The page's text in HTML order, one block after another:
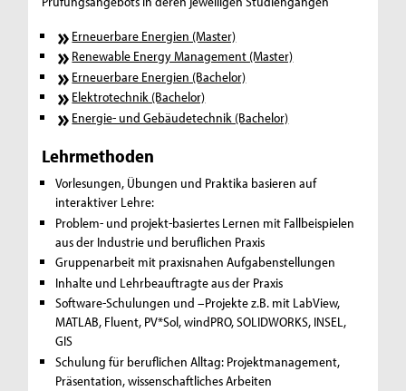
Erneuerbare Energien (Master)
Renewable Energy Management (Master)
Erneuerbare Energien (Bachelor)
Elektrotechnik (Bachelor)
Energie- und Gebäudetechnik (Bachelor)
Lehrmethoden
Vorlesungen, Übungen und Praktika basieren auf
interaktiver Lehre:
Problem- und projekt-basiertes Lernen mit Fallbeispielen
aus der Industrie und beruflichen Praxis
Gruppenarbeit mit praxisnahen Aufgabenstellungen
Inhalte und Lehrbeauftragte aus der Praxis
Software-Schulungen und –Projekte z.B. mit LabView,
MATLAB, Fluent, PV*Sol, windPRO, SOLIDWORKS, INSEL,
GIS
Schulung für beruflichen Alltag: Projektmanagement,
Präsentation, wissenschaftliches Arbeiten